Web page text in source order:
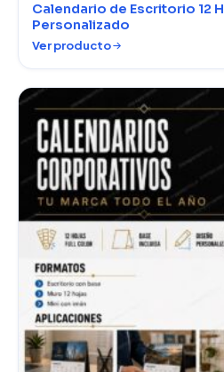
Calendario de Escritorio 12
Personalizado
Ver producto